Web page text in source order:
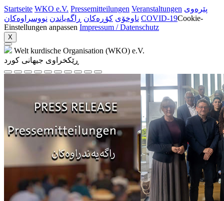
Startseite WKO e.V. Pressemitteilungen Veranstaltungen پێرەوی
ناوخۆی کۆڕەکان ڕاگەیاندن نووسراوه‌کان COVID-19Cookie-
Einstellungen anpassen Impressum / Datenschutz
X
Welt kurdische Organisation (WKO) e.V.
ڕێکخراوی جیهانی کورد